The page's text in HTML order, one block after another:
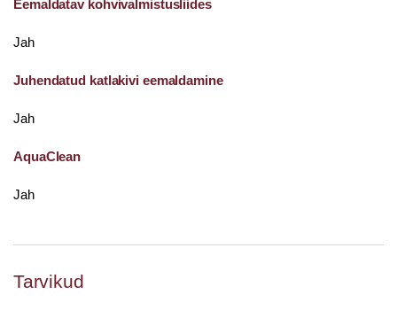
Eemaldatav kohvivalmistusliides
Jah
Juhendatud katlakivi eemaldamine
Jah
AquaClean
Jah
Tarvikud